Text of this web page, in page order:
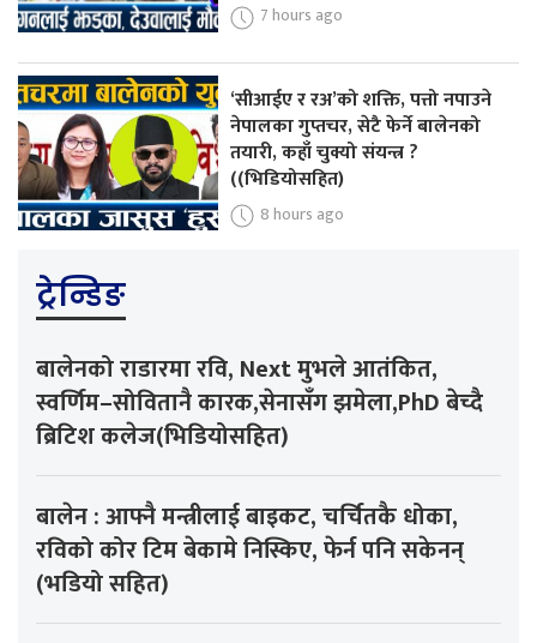
7 hours ago
‘सीआईए र रअ’को शक्ति, पत्तो नपाउने
नेपालका गुप्तचर, सेटै फेर्ने बालेनको
तयारी, कहाँ चुक्यो संयन्त्र ?
((भिडियोसहित)
8 hours ago
ट्रेन्डिङ
बालेनको राडारमा रवि, Next मुभले आतंकित,
स्वर्णिम–सोवितानै कारक,सेनासँग झमेला,PhD बेच्दै
ब्रिटिश कलेज(भिडियोसहित)
बालेन : आफ्नै मन्त्रीलाई बाइकट, चर्चितकै धोका,
रविको कोर टिम बेकामे निस्किए, फेर्न पनि सकेनन्
(भडियो सहित)